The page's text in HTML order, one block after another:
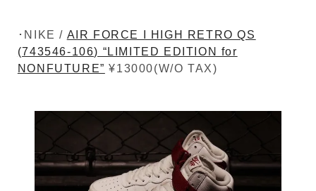
･NIKE / AIR FORCE I HIGH RETRO QS
(743546-106) “LIMITED EDITION for
NONFUTURE” ¥13000(W/O TAX)